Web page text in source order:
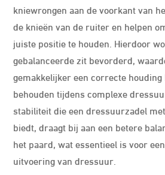
kniewrongen aan de voorkant van
de knieën van de ruiter en helpen
juiste positie te houden. Hierdoor
gebalanceerde zit bevorderd,
gemakkelijker een correcte houding
behouden tijdens complexe
stabiliteit die een dressuurzadel
biedt, draagt bij aan een betere
het paard, wat essentieel is voor
uitvoering van dressuur.